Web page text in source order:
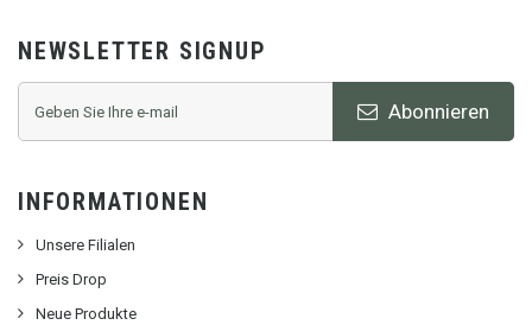
NEWSLETTER SIGNUP
Abonnieren
INFORMATIONEN
Unsere Filialen
Preis Drop
Neue Produkte